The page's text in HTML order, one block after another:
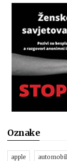
Oznake
apple automobil